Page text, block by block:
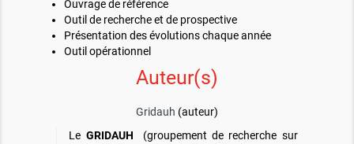
Ouvrage de référence
Outil de recherche et de prospective
Présentation des évolutions chaque année
Outil opérationnel
Auteur(s)
Gridauh (auteur)
Le GRIDAUH
(groupement de recherche sur